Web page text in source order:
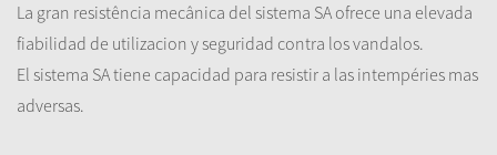
La gran resistência mecânica del sistema SA ofrece una elevada
fiabilidad de utilizacion y seguridad contra los vandalos.
El sistema SA tiene capacidad para resistir a las intempéries mas
adversas.